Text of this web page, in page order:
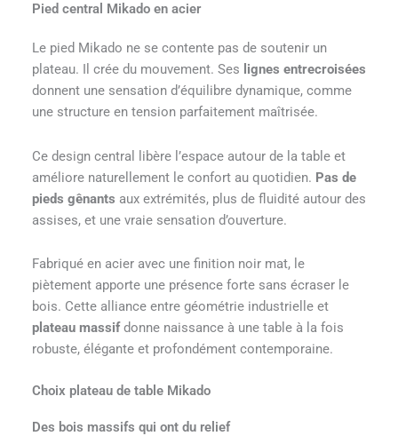
Pied central Mikado en acier
Le pied Mikado ne se contente pas de soutenir un
plateau. Il crée du mouvement. Ses lignes entrecroisées
donnent une sensation d’équilibre dynamique, comme
une structure en tension parfaitement maîtrisée.
Ce design central libère l’espace autour de la table et
améliore naturellement le confort au quotidien. Pas de
pieds gênants aux extrémités, plus de fluidité autour des
assises, et une vraie sensation d’ouverture.
Fabriqué en acier avec une finition noir mat, le
piètement apporte une présence forte sans écraser le
bois. Cette alliance entre géométrie industrielle et
plateau massifdonne naissance à une table à la fois
robuste, élégante et profondément contemporaine.
Choix plateau de table Mikado
Des bois massifs qui ont du relief